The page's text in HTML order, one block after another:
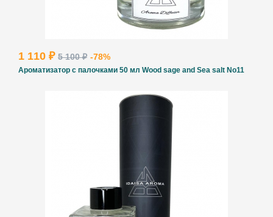
1 110 ₽ 5 100 ₽ -78%
Ароматизатор с палочками 50 мл Wood sage and Sea salt No11